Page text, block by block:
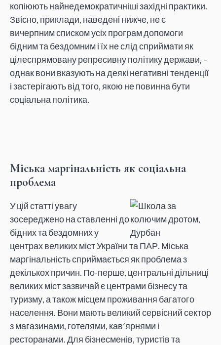
копіюють найнедемократичніші західні практики.
Звісно, приклади, наведені нижче, не є
вичерпним списком усіх програм допомоги
бідним та бездомним і їх не слід сприймати як
цілеспрямовану репресивну політику держави, –
однак вони вказують на деякі негативні тенденції
і застерігають від того, якою не повинна бути
соціальна політика.
Міська маргінальність як соціальна
проблема
У цій статті увагу
зосереджено на ставленні до
бідних та бездомних у
центрах великих міст України та ПАР. Міська
маргінальність сприймається як проблема з
декількох причин. По-перше, центральні дільниці
великих міст зазвичай є центрами бізнесу та
туризму, а також місцем проживання багатого
населення. Вони мають великий сервісний сектор
з магазинами, готелями, кав’ярнями і
ресторанами. Для бізнесменів, туристів та